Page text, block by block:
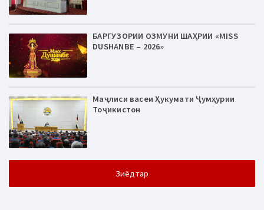
БАРГУЗОРИИ ОЗМУНИ ШАҲРИИ «MISS
DUSHANBE – 2026»
Маҷлиси васеи Ҳукумати Ҷумҳурии
Тоҷикистон
Зиёдтар